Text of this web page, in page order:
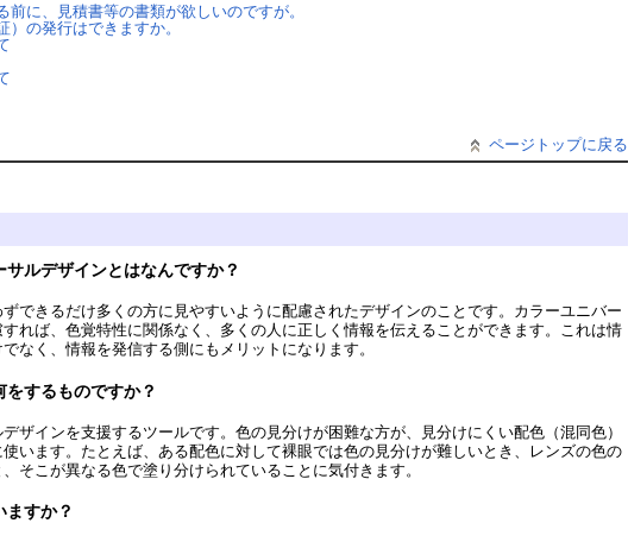
前に、見積書等の書類が欲しいのですが。
）の発行はできますか。
ページトップに戻る
サルデザインとはなんですか？
できるだけ多くの方に見やすいように配慮されたデザインのことです。カラーユニバー
れば、色覚特性に関係なく、多くの人に正しく情報を伝えることができます。これは情
なく、情報を発信する側にもメリットになります。
をするものですか？
ザインを支援するツールです。色の見分けが困難な方が、見分けにくい配色（混同色）
います。たとえば、ある配色に対して裸眼では色の見分けが難しいとき、レンズの色の
そこが異なる色で塗り分けられていることに気付きます。
ますか？